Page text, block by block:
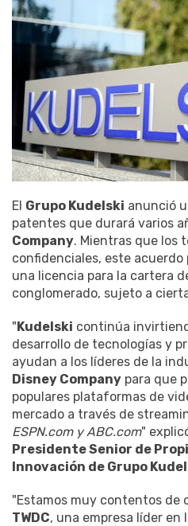
El Grupo Kudelski anunció
patentes que durará varios
Company. Mientras que los
confidenciales, este acuerdo
una licencia para la cartera
conglomerado, sujeto a
"Kudelski continúa
desarrollo de tecnologías y
ayudan a los líderes de la
Disney Company para que
populares plataformas de
mercado a través de
ESPN.com y ABC.com"
Presidente Senior de
Innovación de Grupo
"Estamos muy contentos de
TWDC, una empresa líder